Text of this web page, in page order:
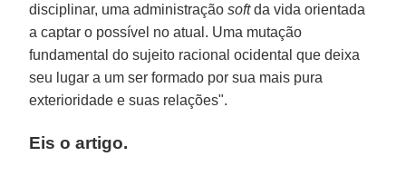
disciplinar, uma administraçãosoftda vida orientada
a captar o possível no atual. Uma mutação
fundamental do sujeito racional ocidental que deixa
seu lugar a um ser formado por sua mais pura
exterioridade e suas relações".
Eis o artigo.